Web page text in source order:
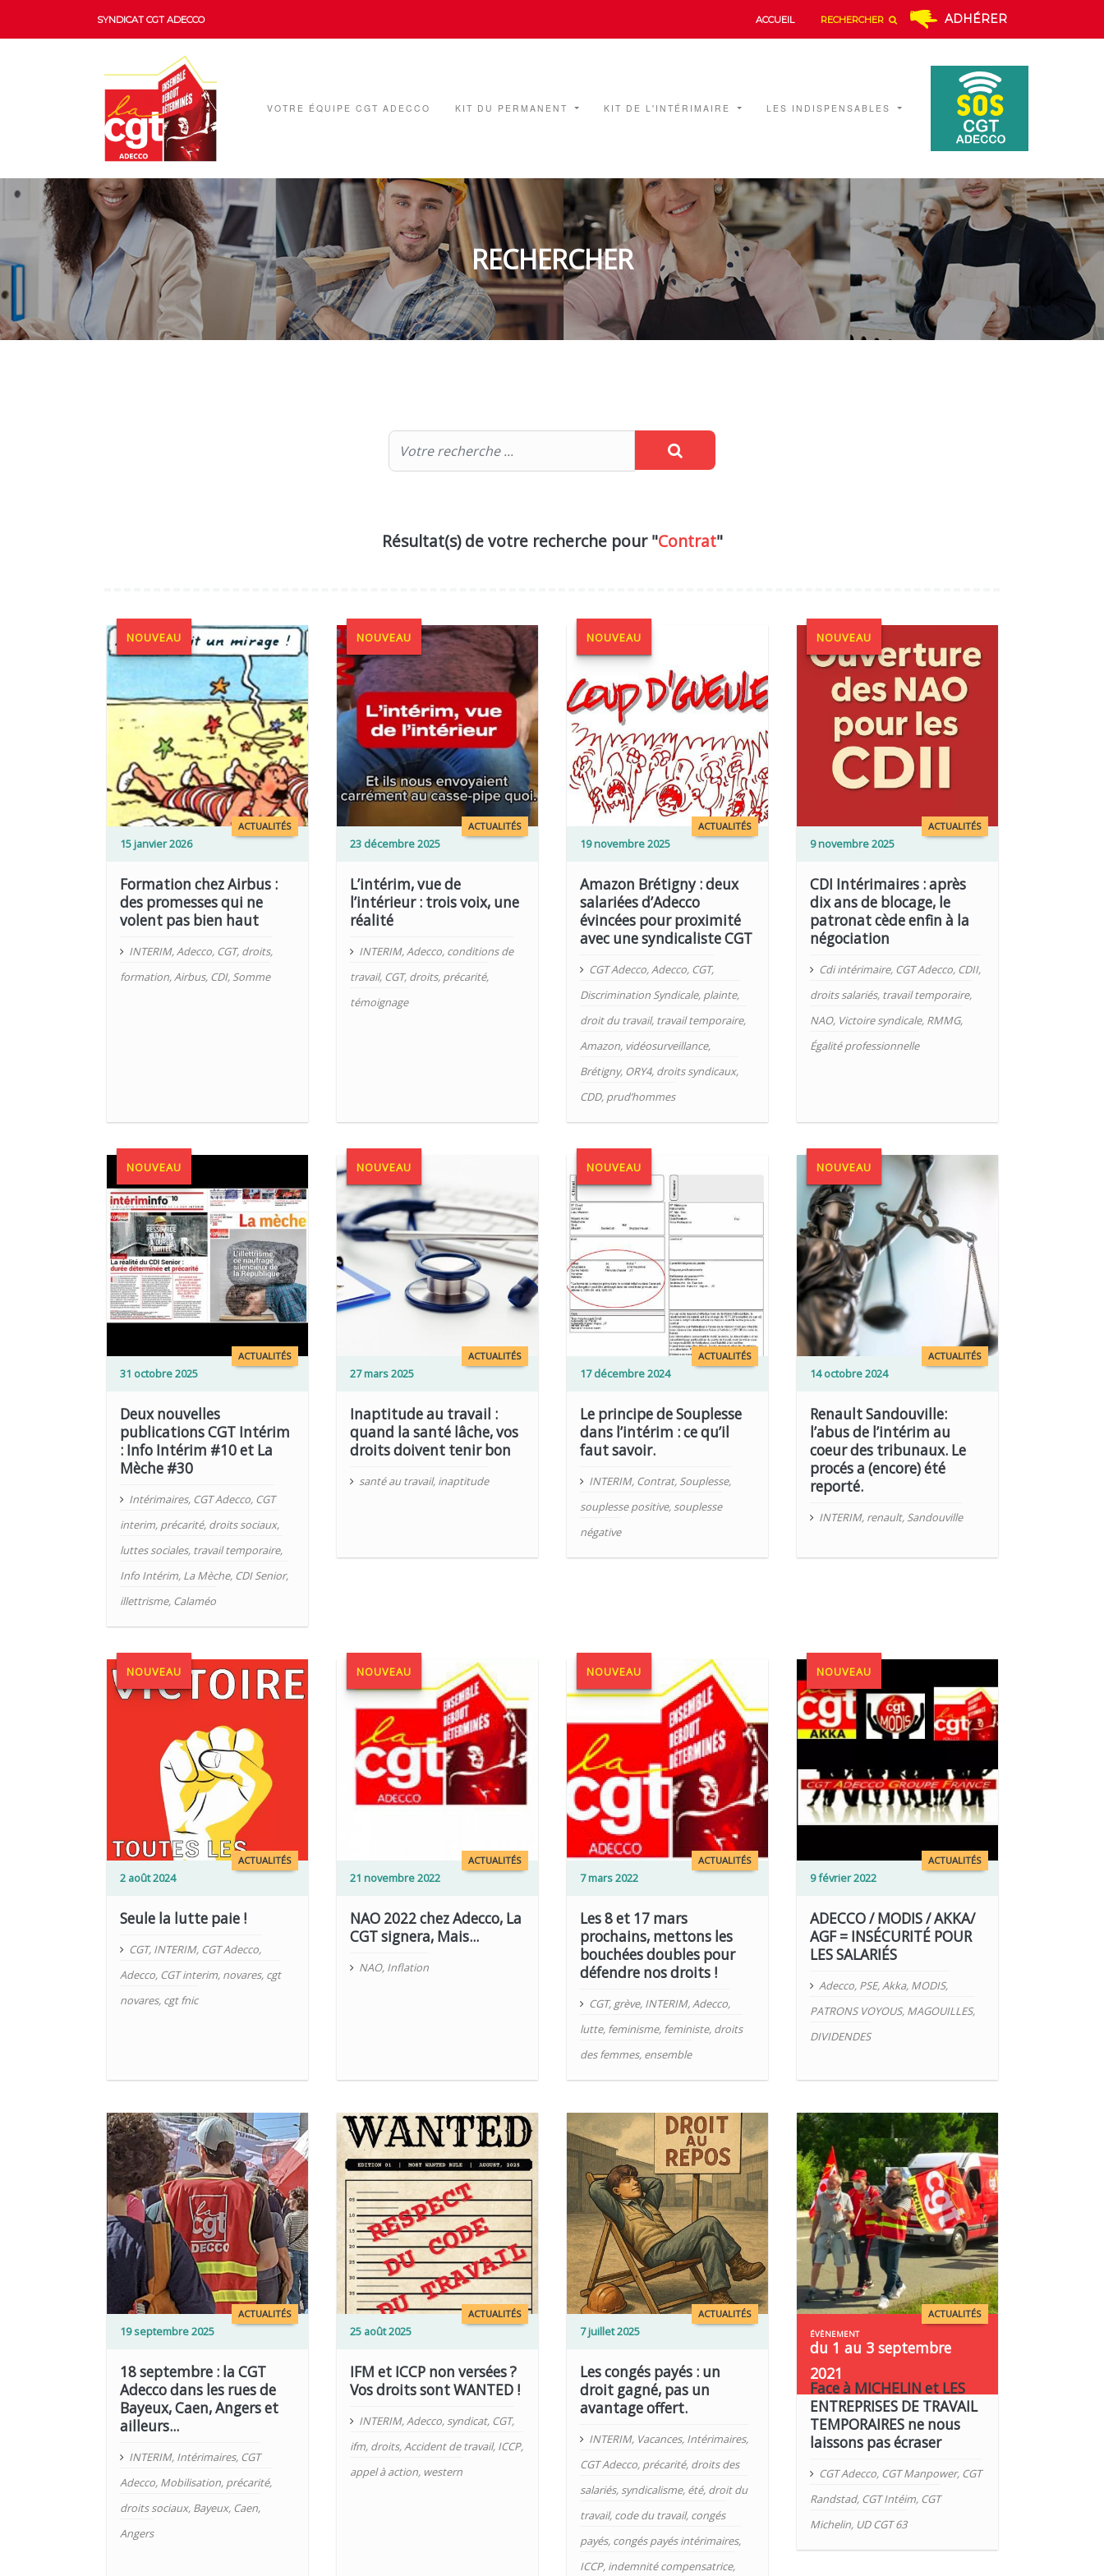
SYNDICAT CGT ADECCO ACCUEIL RECHERCHER ADHÉRER
VOTRE ÉQUIPE CGT ADECCO KIT DU PERMANENT KIT DE L'INTÉRIMAIRE LES INDISPENSABLES
RECHERCHER
Résultat(s) de votre recherche pour "Contrat"
NOUVEAU
ACTUALITÉS
15 janvier 2026
Formation chez Airbus :
des promesses qui ne
volent pas bien haut
INTERIM,Adecco, CGT, droits,
formation,Airbus, CDI, Somme
NOUVEAU
ACTUALITÉS
23 décembre 2025
L’intérim, vue de
l’intérieur : trois voix, une
réalité
INTERIM,Adecco, conditions de
travail, CGT, droits, précarité,
témoignage
LIRE PLUS
NOUVEAU
ACTUALITÉS
19 novembre 2025
Amazon Brétigny : deux
salariées d’Adecco
évincées pour proximité
avec une syndicaliste CGT
CGT Adecco,Adecco, CGT,
Discrimination Syndicale, plainte,
droit du travail, travail temporaire,
Amazon, vidéosurveillance,
Brétigny, ORY4, droits syndicaux,
CDD, prud’hommes
LIRE PLUS
NOUVEAU
ACTUALITÉS
9 novembre 2025
CDI Intérimaires : après
dix ans de blocage, le
patronat cède enfin à la
négociation
Cdi intérimaire, CGT Adecco, CDII,
droits salariés, travail temporaire,
NAO, Victoire syndicale, RMMG,
Égalité professionnelle
NOUVEAU
ACTUALITÉS
31 octobre 2025
Deux nouvelles
publications CGT Intérim
: Info Intérim #10 et La
Mèche #30
Intérimaires, CGT Adecco, CGT
interim, précarité, droits sociaux,
luttes sociales, travail temporaire,
Info Intérim, La Mèche, CDI Senior,
illettrisme, Calaméo
ACTUALITÉS
19 septembre 2025
18 septembre : la CGT
Adecco dans les rues de
Bayeux, Caen, Angers et
ailleurs...
INTERIM, Intérimaires, CGT
Adecco, Mobilisation, précarité,
droits sociaux, Bayeux, Caen,
Angers
LIRE PLUS
ACTUALITÉS
25 août 2025
IFM et ICCP non versées ?
Vos droits sont WANTED !
INTERIM,Adecco, syndicat, CGT,
ifm, droits,Accident de travail, ICCP,
appel à action, western
LIRE PLUS
ACTUALITÉS
7 juillet 2025
Les congés payés : un
droit gagné, pas un
avantage offert.
INTERIM, Vacances, Intérimaires,
CGT Adecco, précarité, droits des
salariés, syndicalisme, été, droit du
travail, code du travail, congés
payés, congés payés intérimaires,
ICCP, indemnité compensatrice,
NOUVEAU
ACTUALITÉS
27 mars 2025
Inaptitude au travail :
quand la santé lâche, vos
droits doivent tenir bon
santé au travail, inaptitude
NOUVEAU
ACTUALITÉS
17 décembre 2024
Le principe de Souplesse
dans l’intérim : ce qu’il
faut savoir.
INTERIM, Contrat, Souplesse,
souplesse positive, souplesse
négative
LIRE PLUS
NOUVEAU
ACTUALITÉS
14 octobre 2024
Renault Sandouville:
l’abus de l’intérim au
coeur des tribunaux. Le
procés a (encore) été
reporté.
INTERIM, renault, Sandouville
NOUVEAU
ACTUALITÉS
2 août 2024
Seule la lutte paie !
CGT, INTERIM, CGT Adecco,
Adecco, CGT interim, novares, cgt
novares, cgt fnic
LIRE PLUS
NOUVEAU
ACTUALITÉS
21 novembre 2022
NAO 2022 chez Adecco, La
CGT signera, Mais...
NAO, Inflation
NOUVEAU
ACTUALITÉS
7 mars 2022
Les 8 et 17 mars
prochains, mettons les
bouchées doubles pour
défendre nos droits !
CGT, grève, INTERIM,Adecco,
lutte, feminisme, feministe, droits
des femmes, ensemble
NOUVEAU
ACTUALITÉS
9 février 2022
ADECCO / MODIS / AKKA/
AGF = INSÉCURITÉ POUR
LES SALARIÉS
Adecco, PSE,Akka, MODIS,
PATRONS VOYOUS, MAGOUILLES,
DIVIDENDES
LIRE PLUS
ACTUALITÉS
du 1 au 3 septembre
2021
Face à MICHELIN et LES
ENTREPRISES DE TRAVAIL
TEMPORAIRES ne nous
laissons pas écraser
CGT Adecco, CGT Manpower, CGT
Randstad, CGT Intéim, CGT
Michelin, UD CGT 63